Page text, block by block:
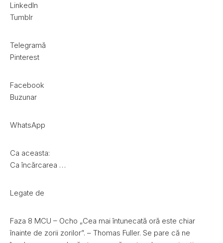
LinkedIn
Tumblr
Telegramă
Pinterest
Facebook
Buzunar
WhatsApp
Ca aceasta:
Ca încărcarea …
Legate de
Faza 8 MCU – Ocho „Cea mai întunecată oră este chiar
înainte de zorii zorilor”. – Thomas Fuller. Se pare că ne